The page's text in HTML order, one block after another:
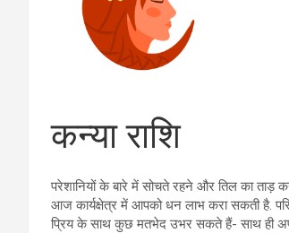
कन्या राशि
परेशानियों के बारे में सोचते रहने और तिल का
आज कार्यक्षेत्र में आपको धन लाभ करा सकती है.
प्रिय के साथ कुछ मतभेद उभर सकते हैं- साथ ही